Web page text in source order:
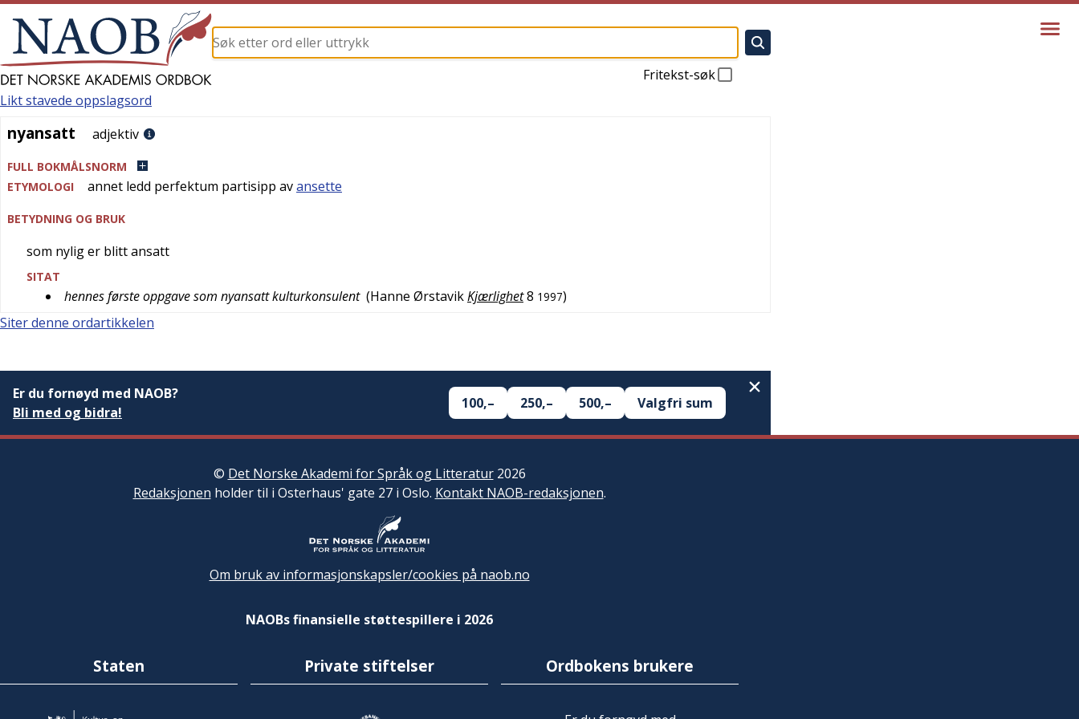
Fritekst-søk
nyansatt
Likt stavede oppslagsord
nyansatt adjektiv
FULL BOKMÅLSNORM
ETYMOLOGI
annet ledd perfektum partisipp avansette
BETYDNING OG BRUK
som nylig er blitt ansatt
SITAT
hennes første oppgave som nyansatt kulturkonsulent (Hanne ØrstavikKjærlighet8 1997)
Siter denne ordartikkelen
Er du fornøyd med NAOB?
Bli med og bidra!
100,– 250,– 500,– Valgfri sum
© Det Norske Akademi for Språk og Litteratur2026
Redaksjonen holder til i Osterhaus' gate 27 i Oslo. Kontakt NAOB-redaksjonen.
Om bruk av informasjonskapsler/cookies på naob.no
NAOBs finansielle støttespillere i 2026
Staten Private stiftelser Ordbokens brukere